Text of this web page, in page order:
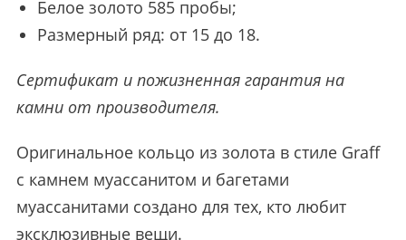
Белое золото 585 пробы;
Размерный ряд: от 15 до 18.
Сертификат и пожизненная гарантия на
камни от производителя.
Оригинальное кольцо из золота в стиле Graff
с камнем муассанитом и багетами
муассанитами создано для тех, кто любит
эксклюзивные вещи.